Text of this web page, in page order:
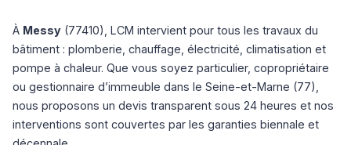
À Messy (77410), LCM intervient pour tous les travaux du
bâtiment : plomberie, chauffage, électricité, climatisation et
pompe à chaleur. Que vous soyez particulier, copropriétaire
ou gestionnaire d’immeuble dans le Seine-et-Marne (77),
nous proposons un devis transparent sous 24 heures et nos
interventions sont couvertes par les garanties biennale et